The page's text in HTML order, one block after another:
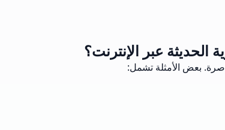
الحديثة عبر الإنترنت؟
بعض الأمثلة تشمل: